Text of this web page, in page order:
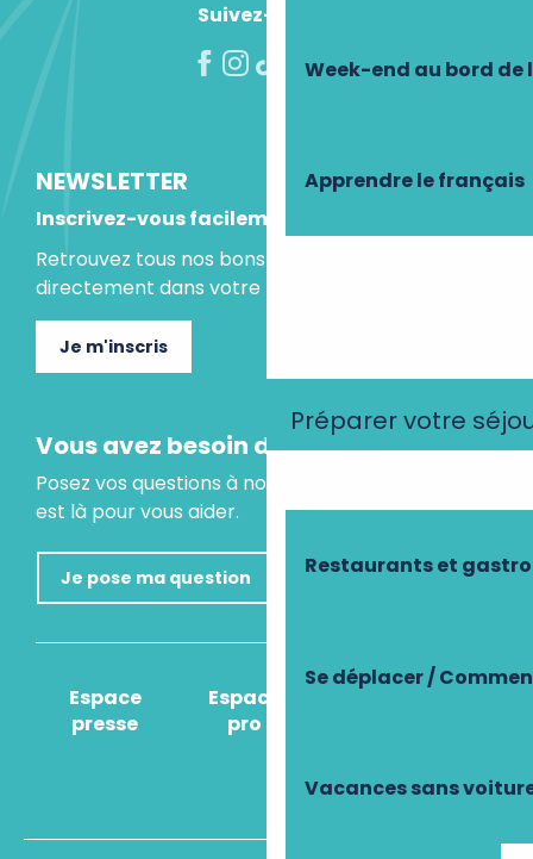
Week-end au bord de
Apprendre le français
Préparer votre
Restaurants et
Se déplacer /
Vacances sans
Suivez-nous !
NEWSLETTER
Inscrivez-vous facilement
Retrouvez tous nos bons plans et idées séjours
directement dans votre boite mail.
Je m'inscris
Vous avez besoin d'un conseil ?
Posez vos questions à notre assistant virtuel, il
est là pour vous aider.
Je pose ma question
Espace
presse
Espace
pro
Comment venir